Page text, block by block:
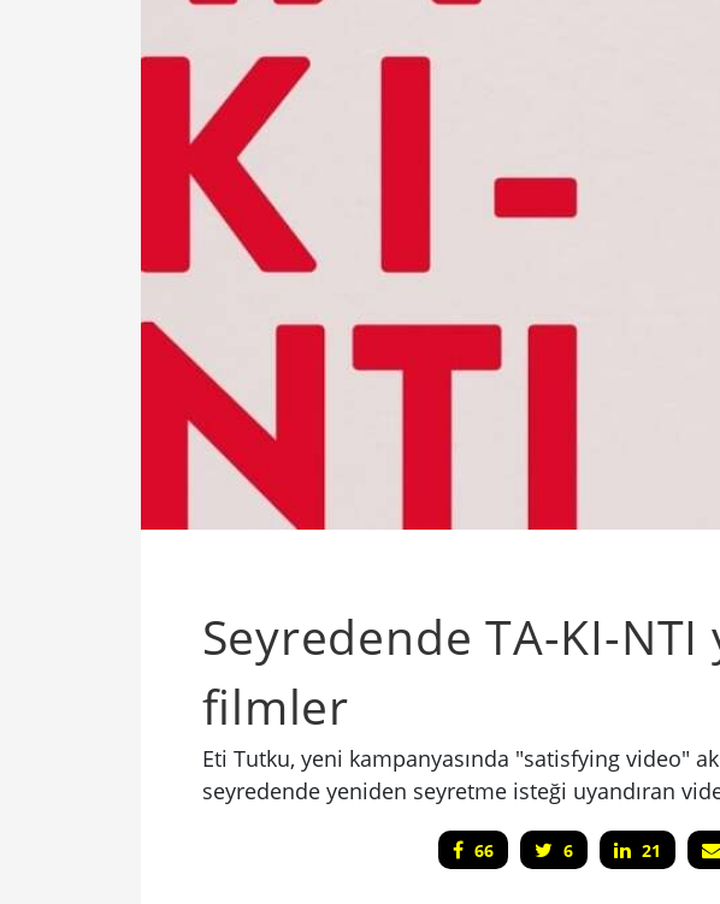
Seyredende TA-KI-
filmler
Eti Tutku, yeni kampanyasında "satisfying video"
seyredende yeniden seyretme isteği uyandıran
66 6 21